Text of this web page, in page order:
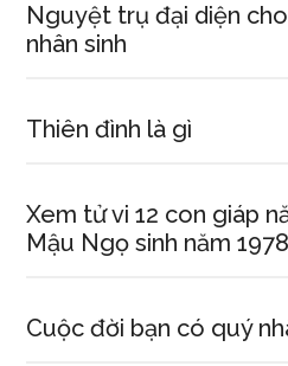
Nguyệt trụ đại diện
nhân sinh
Thiên đình là gì
Xem tử vi 12 con giáp
Mậu Ngọ sinh năm 1978
Cuộc đời bạn có quý